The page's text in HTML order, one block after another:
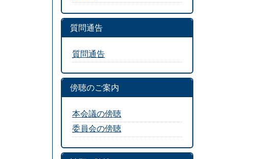
質問通告
質問通告
傍聴のご案内
本会議の傍聴
委員会の傍聴